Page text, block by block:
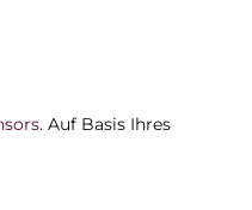
. Auf Basis Ihres